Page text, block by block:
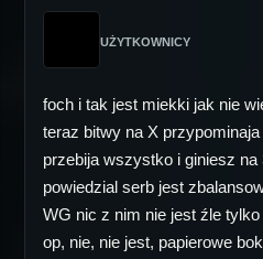
UŻYTKOWNICY
foch i tak jest miekki jak nie
teraz bitwy na X
przebija wszystko i giniesz na
powiedzial serb jest
WG nic z nim nie jest źle
op, nie, nie jest, papierowe